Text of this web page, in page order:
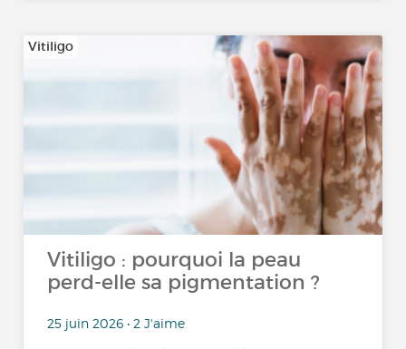
Vitiligo
Vitiligo : pourquoi la peau
perd-elle sa pigmentation ?
25 juin 2026 • 2 J'aime